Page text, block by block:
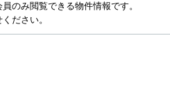
のみ閲覧できる物件情報です。
ださい。